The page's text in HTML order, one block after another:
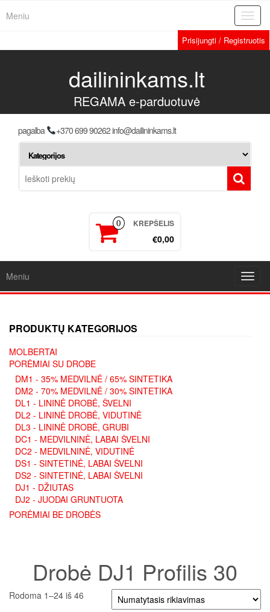
Meniu
Prisijungti / Registruotis
dailininkams.lt
REGAMA e-parduotuvė
pagalba +370 699 90262 info@dailininkams.lt
0 KREPŠELIS
€0,00
Meniu
PRODUKTŲ KATEGORIJOS
MOLBERTAI
PORĖMIAI SU DROBE
DM1 - 35% MEDVILNĖ / 65% SINTETIKA
DM2 - 70% MEDVILNĖ / 30% SINTETIKA
DL1 - LININĖ DROBĖ, ŠVELNI
DL2 - LININĖ DROBĖ, VIDUTINĖ
DL3 - LININĖ DROBĖ, GRUBI
DC1 - MEDVILNINĖ, LABAI ŠVELNI
DC2 - MEDVILNINĖ, VIDUTINĖ
DS1 - SINTETINĖ, LABAI ŠVELNI
DS2 - SINTETINĖ, LABAI ŠVELNI
DJ1 - DŽIUTAS
DJ2 - JUODAI GRUNTUOTA
PORĖMIAI BE DROBĖS
Drobė DJ1 Profilis 30
Rodoma 1–24 iš 46